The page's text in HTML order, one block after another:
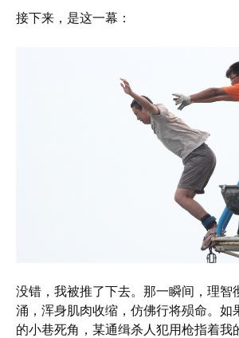
接下来，是这一幕：
没错，我被推了下去。那一瞬间，理智
涌，浑身肌肉收缩，仿佛行将殒命。如
的小巷死角，某通缉杀人犯用枪指着我